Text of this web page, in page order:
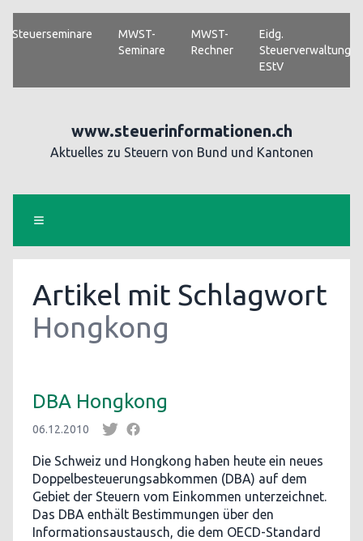
Steuerseminare
MWST-
Seminare
MWST-
Rechner
Eidg.
Steuerverwaltung
EStV
www.steuerinformationen.ch
Aktuelles zu Steuern von Bund und Kantonen
Artikel mit Schlagwort
Hongkong
DBA Hongkong
06.12.2010
Die Schweiz und Hongkong haben heute ein neues
Doppelbesteuerungsabkommen (DBA) auf dem
Gebiet der Steuern vom Einkommen unterzeichnet.
Das DBA enthält Bestimmungen über den
Informationsaustausch, die dem OECD-Standard